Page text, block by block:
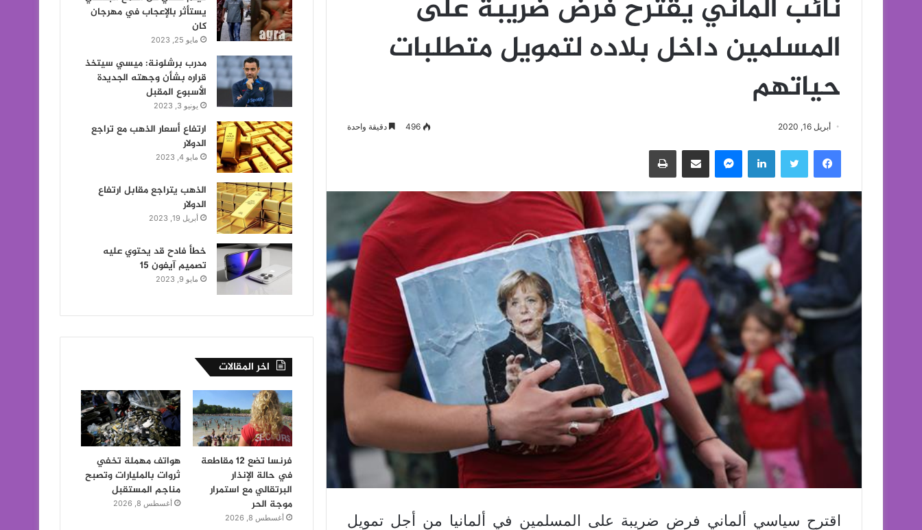
نائب ألماني يقترح فرض ضريبة على
المسلمين داخل بلاده لتمويل متطلبات
حياتهم
أبريل 16, 2020 496 دقيقة واحدة
فيسبوك تويتر لينكدإن ماسنجر مشاركة عبر البريد طباعة
اقترح سياسي ألماني فرض ضريبة على المسلمين في ألمانيا من أجل تمويل
يستأثر بالإعجاب في مهرجان
كان
مايو 25, 2023
مدرب برشلونة: ميسي سيتخذ
قراره بشأن وجهته الجديدة
الأسبوع المقبل
يونيو 3, 2023
ارتفاع أسعار الذهب مع تراجع
الدولار
مايو 4, 2023
الذهب يتراجع مقابل ارتفاع
الدولار
أبريل 19, 2023
خطأ فادح قد يحتوي عليه
تصميم آيفون 15
مايو 9, 2023
اخر المقالات
فرنسا تضع 12 مقاطعة
في حالة الإنذار
البرتقالي مع استمرار
موجة الحر
أغسطس 8, 2026
هواتف مهملة تخفي
ثروات بالمليارات وتصبح
مناجم المستقبل
أغسطس 8, 2026